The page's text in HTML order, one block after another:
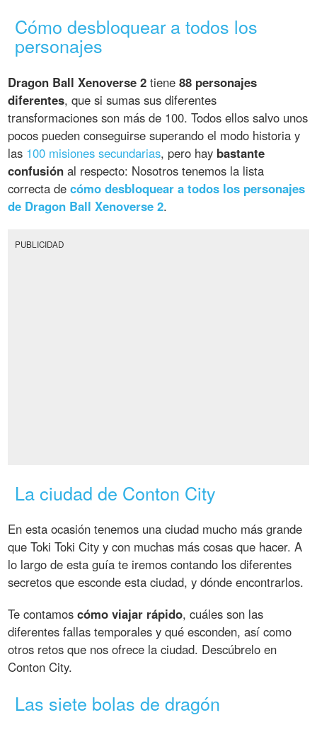
Cómo desbloquear a todos los
personajes
Dragon Ball Xenoverse 2 tiene88 personajes
diferentes, que si sumas sus diferentes
transformaciones son más de 100. Todos ellos salvo unos
pocos pueden conseguirse superando el modo historia y
las 100 misiones secundarias, pero hay bastante
confusión al respecto: Nosotros tenemos la lista
correcta decómo desbloquear a todos los personajes
de Dragon Ball Xenoverse 2.
PUBLICIDAD
La ciudad de Conton City
En esta ocasión tenemos una ciudad mucho más grande
que Toki Toki City y con muchas más cosas que hacer. A
lo largo de esta guía te iremos contando los diferentes
secretos que esconde esta ciudad, y dónde encontrarlos.
Te contamoscómo viajar rápido, cuáles son las
diferentes fallas temporales y qué esconden, así como
otros retos que nos ofrece la ciudad. Descúbrelo en
Conton City.
Las siete bolas de dragón